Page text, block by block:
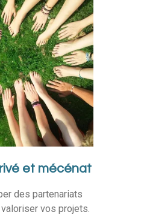
et mécénat
des partenariats
vos projets.